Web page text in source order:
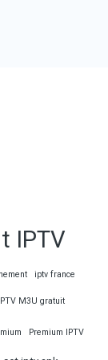
IPTV
iptv france
IPTV M3U gratuit
Premium IPTV